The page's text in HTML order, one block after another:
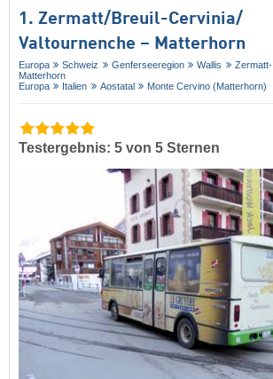
1. Zermatt/​Breuil-Cervinia/​
Valtournenche – Matterhorn
Europa Schweiz Genferseeregion Wallis
Zermatt-
Matterhorn
Europa
Italien Aostatal Monte Cervino (Matterhorn)
Testergebnis: 5 von 5 Sternen